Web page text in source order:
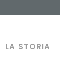
LA STORIA